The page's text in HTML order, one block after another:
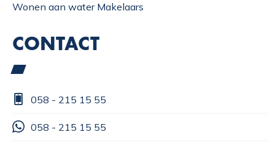
Wonen aan water Makelaars
CONTACT
058 - 215 15 55
058 - 215 15 55